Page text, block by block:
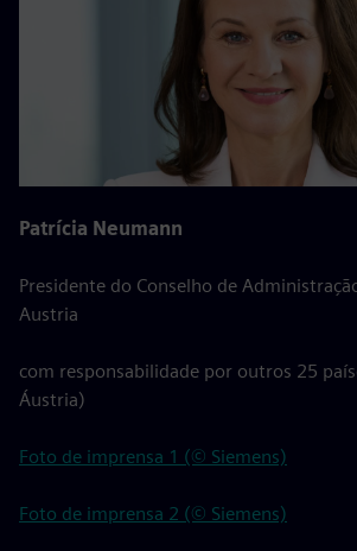
Patrícia Neumann
Presidente do Conselho de
Austria
com responsabilidade por outros 25
Áustria)
Foto de imprensa 1 (© Siemens)
Foto de imprensa 2 (© Siemens)